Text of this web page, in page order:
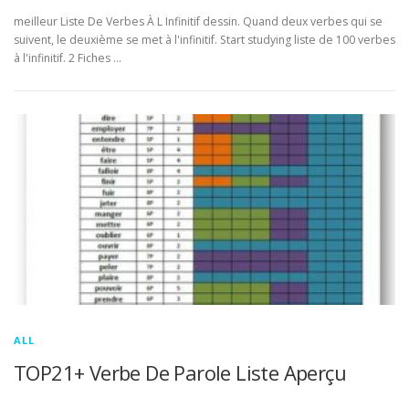
meilleur Liste De Verbes À L Infinitif dessin. Quand deux verbes qui se
suivent, le deuxième se met à l'infinitif. Start studying liste de 100 verbes
à l'infinitif. 2 Fiches …
ALL
TOP21+ Verbe De Parole Liste Aperçu